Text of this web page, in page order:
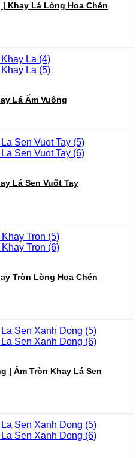
| Khay Lá Lòng Hoa Chén
Lá Ấm Vuông
Lá Sen Vuốt Tay
Tròn Lòng Hoa Chén
| Ấm Tròn Khay Lá Sen